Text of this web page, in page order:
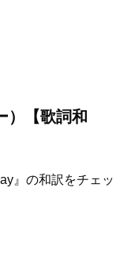
）【歌詞和
』の和訳をチェッ